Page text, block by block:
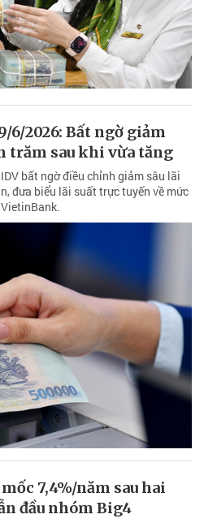
6/2026: Bất ngờ giảm
trăm sau khi vừa tăng
bất ngờ điều chỉnh giảm sâu lãi
đưa biểu lãi suất trực tuyến về mức
7,4%/năm sau hai
đầu nhóm Big4